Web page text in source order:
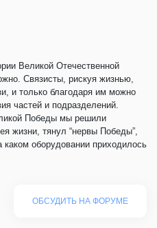
Великой Отечественной
Связисты, рискуя жизнью,
и только благодаря им можно
частей и подразделений.
Победы мы решили
жизни, тянул “нервы Победы”,
каком оборудовании приходилось
ОБСУДИТЬ НА ФОРУМЕ